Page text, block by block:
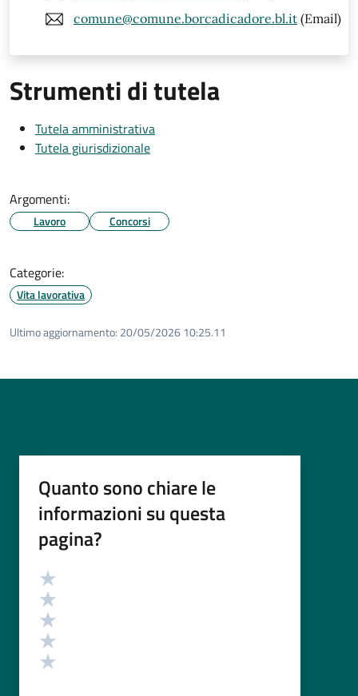
comune@comune.borcadicadore.bl.it (Email)
Strumenti di tutela
Tutela amministrativa
Tutela giurisdizionale
Argomenti:
Lavoro Concorsi
Categorie:
Vita lavorativa
Ultimo aggiornamento: 20/05/2026 10:25.11
Quanto sono chiare le
informazioni su questa
pagina?
Valutazione